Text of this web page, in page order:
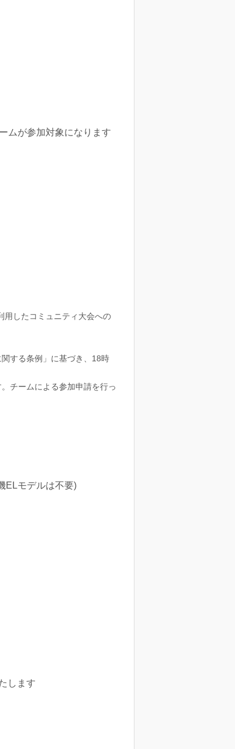
ムが参加対象になります
用したコミュニティ大会への
する条例」に基づき、18時
チームによる参加申請を行っ
ELモデルは不要)
します